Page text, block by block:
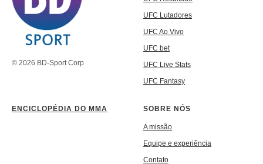
© 2026 BD-Sport Corp
UFC Lutadores
UFC Ao Vivo
UFC bet
UFC Live Stats
UFC Fantasy
ENCICLOPÉDIA DO MMA SOBRE NÓS
A missão
Equipe e experiência
Contato